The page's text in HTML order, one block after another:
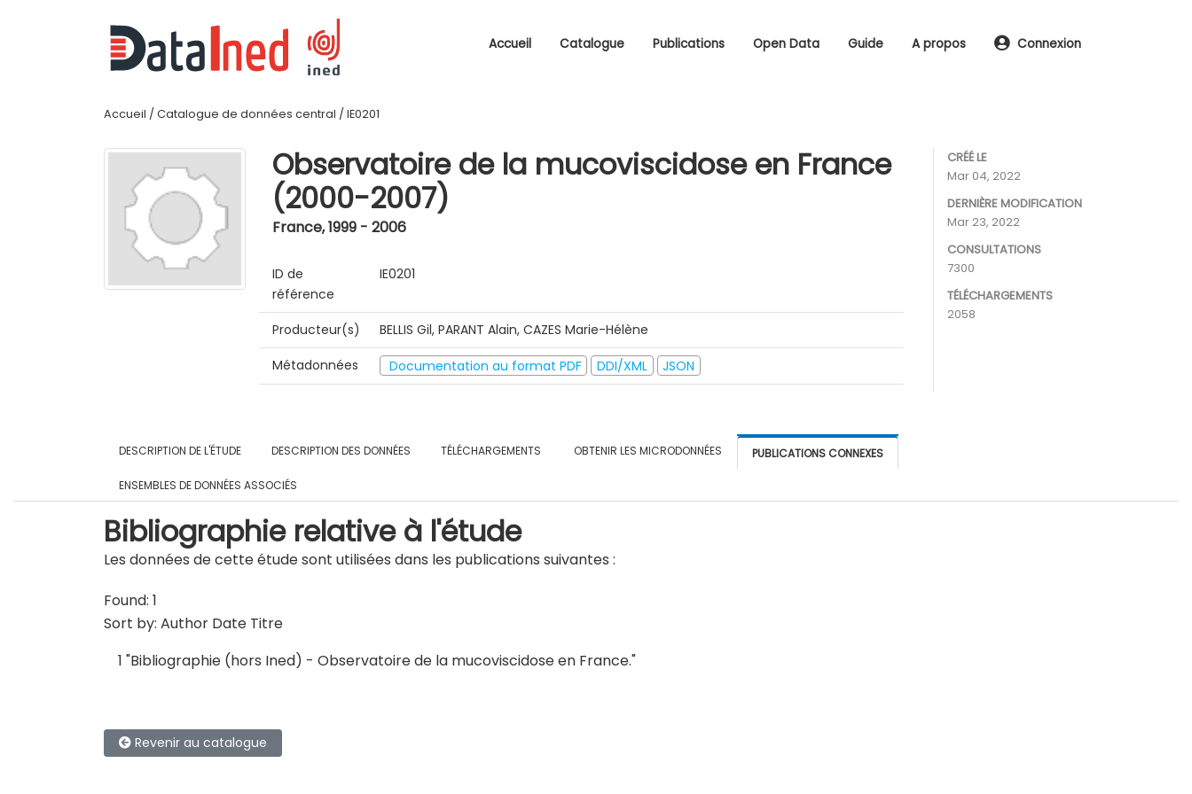
Accueil Catalogue Publications Open Data Guide A propos Connexion
Accueil / Catalogue de données central / IE0201
Observatoire de la mucoviscidose en France
(2000-2007)
France,1999 - 2006
ID de
référence
IE0201
Producteur(s)
BELLIS Gil, PARANT Alain, CAZES Marie-Hélène
Métadonnées
Documentation au format PDF DDI/XML JSON
CRÉÉ LE
Mar 04, 2022
DERNIÈRE MODIFICATION
Mar 23, 2022
CONSULTATIONS
7300
TÉLÉCHARGEMENTS
2058
DESCRIPTION DE L'ÉTUDE DESCRIPTION DES DONNÉES TÉLÉCHARGEMENTS OBTENIR LES MICRODONNÉES PUBLICATIONS CONNEXES
ENSEMBLES DE DONNÉES ASSOCIÉS
Bibliographie relative à l'étude
Les données de cette étude sont utilisées dans les publications suivantes :
Found: 1
Sort by: Author Date Titre
1 "Bibliographie (hors Ined) - Observatoire de la mucoviscidose en France."
Revenir au catalogue